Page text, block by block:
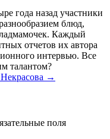
года назад участники
блюд,
Каждый
отчетов их автора
интервью. Все
талантом?
→
поля